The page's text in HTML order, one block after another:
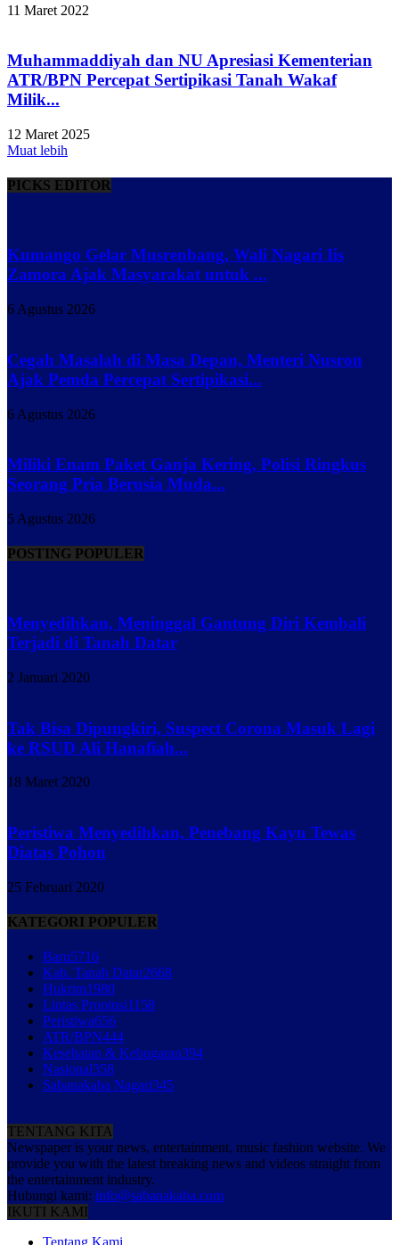
11 Maret 2022
Muhammaddiyah dan NU Apresiasi Kementerian
ATR/BPN Percepat Sertipikasi Tanah Wakaf
Milik...
12 Maret 2025
Muat lebih
PICKS EDITOR
Kumango Gelar Musrenbang, Wali Nagari Iis
Zamora Ajak Masyarakat untuk ...
6 Agustus 2026
Cegah Masalah di Masa Depan, Menteri Nusron
Ajak Pemda Percepat Sertipikasi...
6 Agustus 2026
Miliki Enam Paket Ganja Kering, Polisi Ringkus
Seorang Pria Berusia Muda...
5 Agustus 2026
POSTING POPULER
Menyedihkan, Meninggal Gantung Diri Kembali
Terjadi di Tanah Datar
2 Januari 2020
Tak Bisa Dipungkiri, Suspect Corona Masuk Lagi
ke RSUD Ali Hanafiah...
18 Maret 2020
Peristiwa Menyedihkan, Penebang Kayu Tewas
Diatas Pohon
25 Februari 2020
KATEGORI POPULER
Baru5716
Kab. Tanah Datar2668
Hukrim1980
Lintas Propinsi1158
Peristiwa656
ATR/BPN444
Kesehatan & Kebugaran394
Nasional358
Sabanakaba Nagari345
TENTANG KITA
Newspaper is your news, entertainment, music fashion website. We
provide you with the latest breaking news and videos straight from
the entertainment industry.
Hubungi kami: info@sabanakaba.com
IKUTI KAMI